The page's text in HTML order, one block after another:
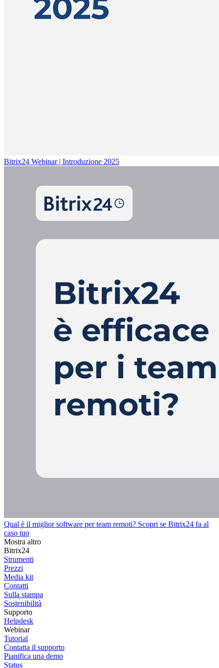
Bitrix24 Webinar | Introduzione 2025
Qual è il miglior software per team remoti? Scopri se Bitrix24 fa al
caso tuo
Mostra altro
Bitrix24
Strumenti
Prezzi
Media kit
Contatti
Sulla stampa
Sostenibilità
Supporto
Helpdesk
Webinar
Tutorial
Contatta il supporto
Pianifica una demo
Status